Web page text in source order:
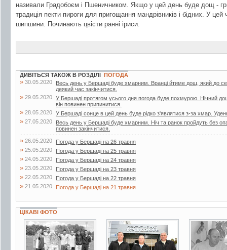
називали Градобоєм і Пшеничником. Якщо у цей день буде дощ -
традиція пекти пироги для пригощання мандрівників і бідних. У
шипшини. Починають цвісти ранні іриси.
ДИВІТЬСЯ ТАКОЖ В РОЗДІЛІ ПОГОДА
» 30.05.2020
Весь день у Бершаді буде хмарним. Вранці йтиме дощ, який до
деякий час закінчитися.
» 29.05.2020 У Бершаді протягом усього дня погода буде похмурою. Нічний
він повинен припинитися.
» 28.05.2020 У Бершаді сонце в цей день буде рідко з'являтися з-за хмар.
» 27.05.2020
Весь день у Бершаді буде хмарним. Ніч та ранок пройдуть без
повинен закінчитися.
» 26.05.2020 Погода у Бершаді на 26 травня
» 25.05.2020 Погода у Бершаді на 25 травня
» 24.05.2020 Погода у Бершаді на 24 травня
» 23.05.2020 Погода у Бершаді на 23 травня
» 22.05.2020 Погода у Бершаді на 22 травня
» 21.05.2020 Погода у Бершаді на 21 травня
ЦІКАВІ ФОТО
2 фото 3 фото 2 фото